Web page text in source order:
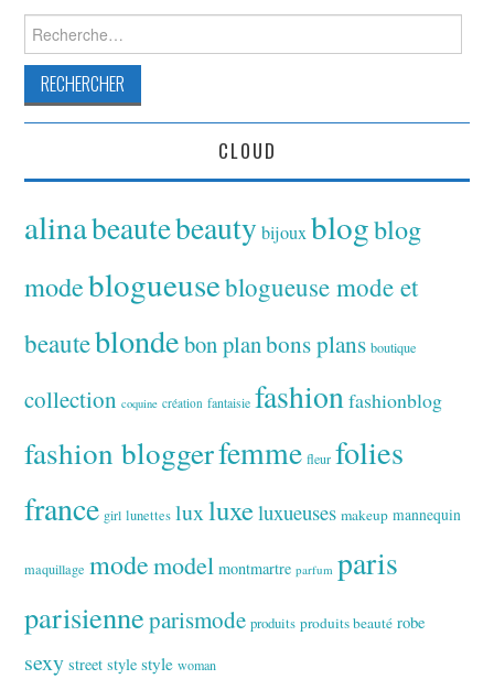
Rechercher :
CLOUD
alinabeautebeauty bijoux blogblog
modeblogueuseblogueuse mode et
beauteblondebon planbons plans boutique
collection coquine création fantaisie fashionfashionblog
fashion bloggerfemme fleur folies
france girl lunettes luxluxeluxueuses makeup mannequin
maquillage modemodel montmartre parfum paris
parisienneparismode produits produits beauté robe
sexy street style style woman